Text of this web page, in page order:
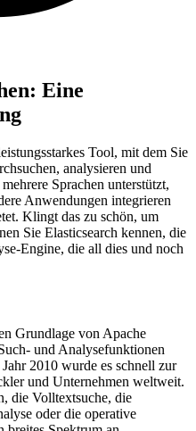
Eine
Tool, mit dem Sie
analysieren und
Sprachen unterstützt,
Anwendungen integrieren
Klingt das zu schön, um
Sie Elasticsearch kennen, die
Engine, die all dies und noch
Grundlage von Apache
und Analysefunktionen
2010 wurde es schnell zur
und Unternehmen weltweit.
die Volltextsuche, die
oder die operative